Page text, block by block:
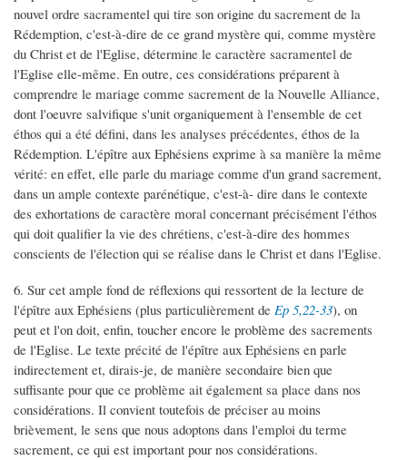
nouvel ordre sacramentel qui tire son origine du sacrement de la
Rédemption, c'est-à-dire de ce grand mystère qui, comme mystère
du Christ et de l'Eglise, détermine le caractère sacramentel de
l'Eglise elle-même. En outre, ces considérations préparent à
comprendre le mariage comme sacrement de la Nouvelle Alliance,
dont l'oeuvre salvifique s'unit organiquement à l'ensemble de cet
éthos qui a été défini, dans les analyses précédentes, éthos de la
Rédemption. L'épître aux Ephésiens exprime à sa manière la même
vérité: en effet, elle parle du mariage comme d'un grand sacrement,
dans un ample contexte parénétique, c'est-à- dire dans le contexte
des exhortations de caractère moral concernant précisément l'éthos
qui doit qualifier la vie des chrétiens, c'est-à-dire des hommes
conscients de l'élection qui se réalise dans le Christ et dans l'Eglise.
6. Sur cet ample fond de réflexions qui ressortent de la lecture de
l'épître aux Ephésiens (plus particulièrement de Ep 5,22-33), on
peut et l'on doit, enfin, toucher encore le problème des sacrements
de l'Eglise. Le texte précité de l'épître aux Ephésiens en parle
indirectement et, dirais-je, de manière secondaire bien que
suffisante pour que ce problème ait également sa place dans nos
considérations. Il convient toutefois de préciser au moins
brièvement, le sens que nous adoptons dans l'emploi du terme
sacrement, ce qui est important pour nos considérations.